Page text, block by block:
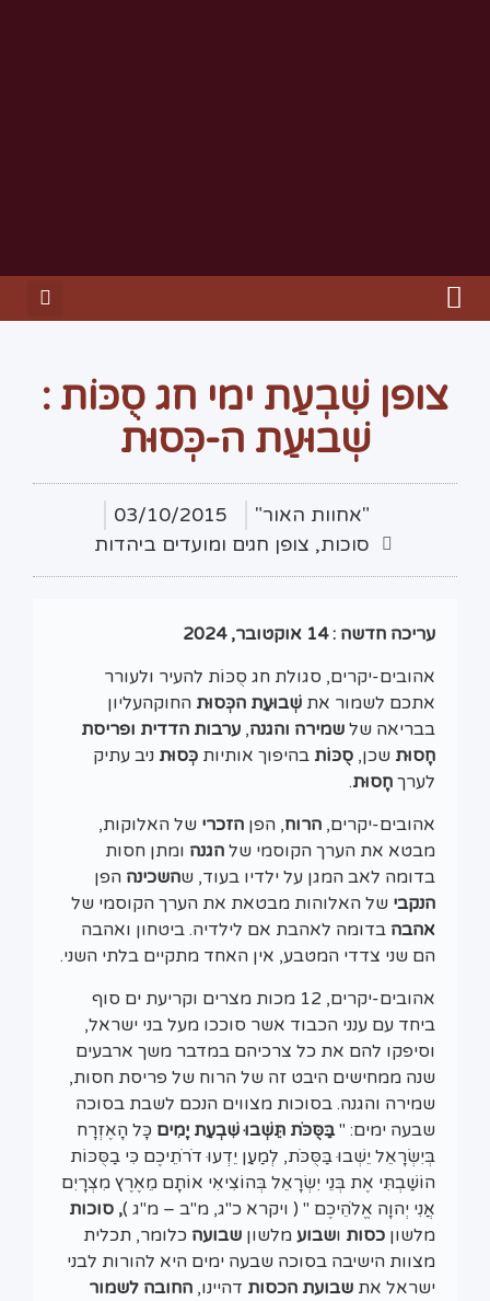
צופן שִׁבְעַת ימי חג סֻכּוֹת :
שְׁבוּעַת ה-כְּסוּת
"אחוות האור"
03/10/2015
סוכות, צופן חגים ומועדים ביהדות
עריכה חדשה : 14 אוקטובר, 2024
אהובים-יקרים, סגולת חג סֻכּוֹת להעיר ולעורר
אתכם לשמור את שְׁבוּעַת הכְּסוּת החוקהעליון
בבריאה של שמירה והגנה, ערבות הדדית ופריסת
חָסוּת שכן, סֻכּוֹת בהיפוך אותיות כְּסוּת ניב עתיק
לערך חָסוּת.
אהובים-יקרים, הרוח, הפן הזכרי של האלוקות,
מבטא את הערך הקוסמי של הגנה ומתן חסות
בדומה לאב המגן על ילדיו בעוד, שהשכינה הפן
הנקבי של האלוהות מבטאת את הערך הקוסמי של
אהבה בדומה לאהבת אם לילדיה. ביטחון ואהבה
הם שני צדדי המטבע, אין האחד מתקיים בלתי השני.
אהובים-יקרים, 12 מכות מצרים וקריעת ים סוף
ביחד עם ענני הכבוד אשר סוככו מעל בני ישראל,
וסיפקו להם את כל צרכיהם במדבר משך ארבעים
שנה ממחישים היבט זה של הרוח של פריסת חסות,
שמירה והגנה. בסוכות מצווים הנכם לשבת בסוכה
שבעה ימים: "בַּסֻּכֹּת תֵּשְׁבוּ שִׁבְעַת יָמִים כָּל הָאֶזְרָח
בְּיִשְׂרָאֵל יֵשְׁבוּ בַּסֻּכֹּת, לְמַעַן יֵדְעוּ דֹרֹתֵיכֶם כִּי בַסֻּכּוֹת
הוֹשַׁבְתִּי אֶת בְּנֵי יִשְׂרָאֵל בְּהוֹצִיאִי אוֹתָם מֵאֶרֶץ מִצְרָיִם
אֲנִי יְהוָה אֱלֹהֵיכֶם " ( ויקרא כ"ג, מ"ב – מ"ג ), סוכות
מלשון כסות ושבוע מלשון שבועה כלומר, תכלית
מצוות הישיבה בסוכה שבעה ימים היא להורות לבני
ישראל את שבועת הכסות דהיינו, החובה לשמור